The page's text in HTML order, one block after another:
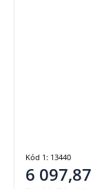
6 097,87
Kód 1: 13440